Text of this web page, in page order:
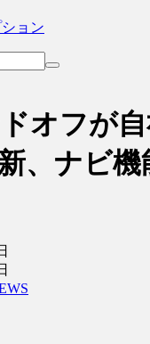
ョン
オフが
、ナビ機